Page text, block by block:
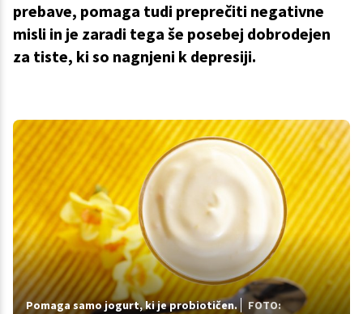
prebave, pomaga tudi preprečiti negativne
misli in je zaradi tega še posebej dobrodejen
za tiste, ki so nagnjeni k depresiji.
Pomaga samo jogurt, ki je probiotičen.
FOTO: